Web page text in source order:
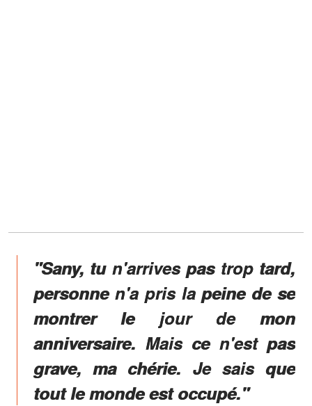
"Sany, tu n'arrives pas trop tard,
personne n'a pris la peine de se
montrer le jour de mon
anniversaire. Mais ce n'est pas
grave, ma chérie. Je sais que
tout le monde est occupé."